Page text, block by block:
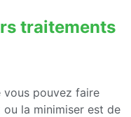
traitements
vous pouvez faire
la minimiser est de